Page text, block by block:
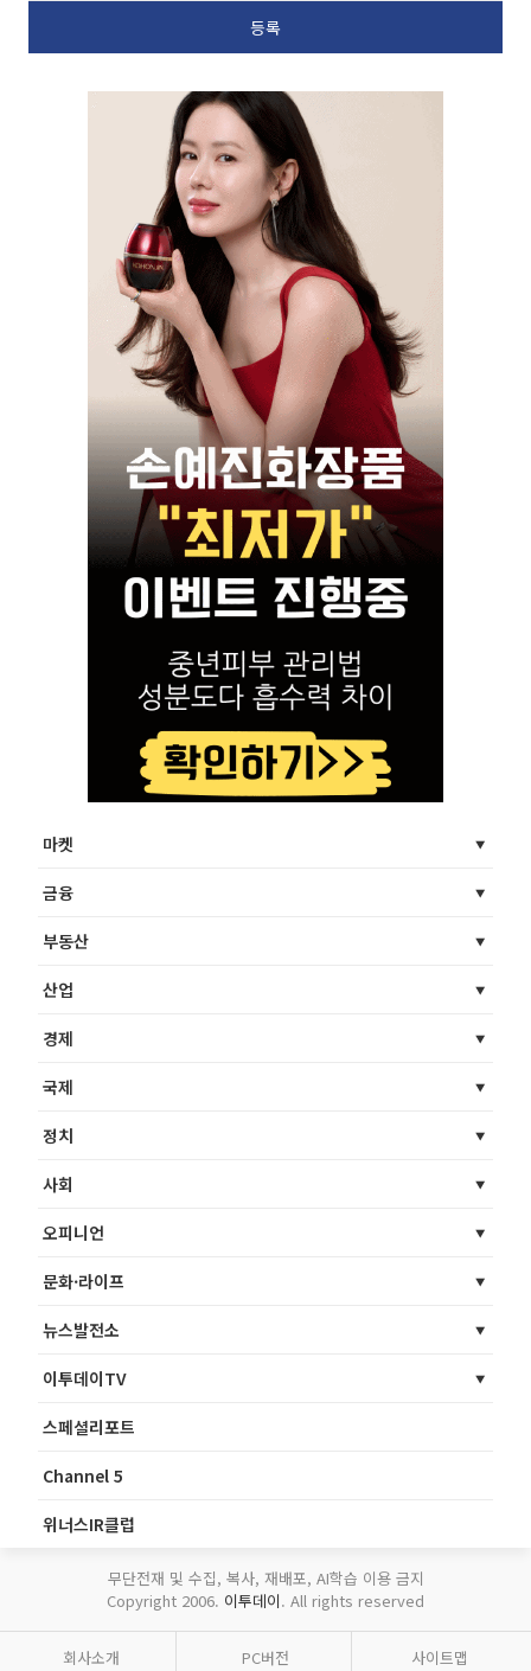
마켓
금융
부동산
산업
경제
국제
정치
사회
오피니언
문화·라이프
뉴스발전소
이투데이TV
스페셜리포트
Channel 5
위너스IR클럽
무단전재 및 수집, 복사, 재배포, AI학습 이용 금지
Copyright 2006. 이투데이. All rights reserved
회사소개 PC버전 사이트맵